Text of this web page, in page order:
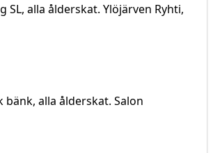
SL, alla ålderskat. Ylöjärven Ryhti,
bänk, alla ålderskat. Salon